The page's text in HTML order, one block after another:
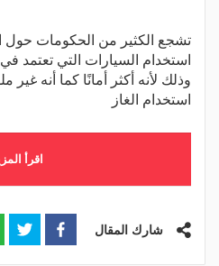
تشجع الكثير من الحكومات حول
استخدام السيارات التي تعتمد
وذلك لأنه أكثر أمانًا كما أنه غير
استخدام الغاز
اقرأ
شارك المقال